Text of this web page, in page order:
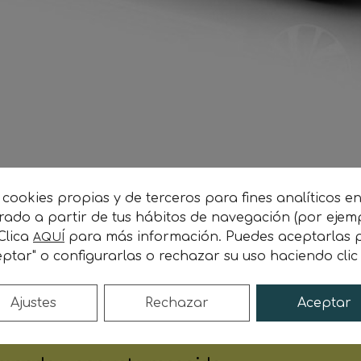
de carga con el cajón cerrado,
para realizarservicio de paqueteríaen
en transporte.
De lunes a viernes.
cookies propias y de terceros para fines analíticos
a partir de tus hábitos de navegación (por
AQUÍ para más información. Puedes aceptarlas
o configurarlas o rechazar su uso haciendo clic
Aceptar
Rechazar
Ajustes